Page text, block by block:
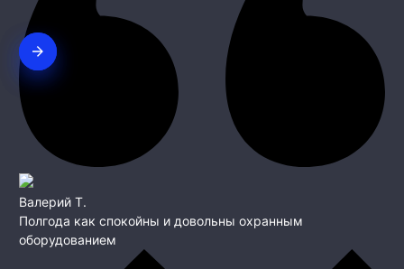
Валерий Т.
Полгода как спокойны и довольны охранным
оборудованием